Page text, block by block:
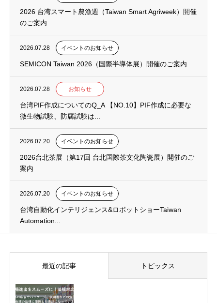
2026 台湾スマート農漁週（Taiwan Smart Agriweek）開催
のご案内
2026.07.28 イベントのお知らせ
SEMICON Taiwan 2026（国際半導体展）開催のご案内
2026.07.28 お知らせ
台湾PIF作成についてのQ_A 【NO.10】PIF作成に必要な
微生物試験、防腐試験は...
2026.07.20 イベントのお知らせ
2026台北茶展（第17回 台北国際茶文化陶瓷展）開催のご
案内
2026.07.20 イベントのお知らせ
台湾自動化インテリジェンス&ロボットショーTaiwan
Automation...
最近の記事 トピックス